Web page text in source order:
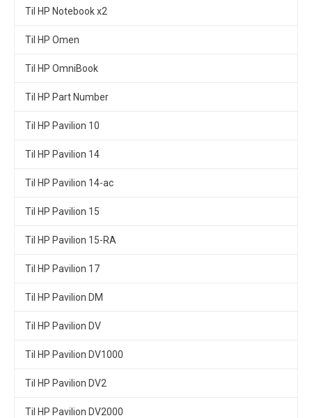
Til HP Notebook x2
Til HP Omen
Til HP OmniBook
Til HP Part Number
Til HP Pavilion 10
Til HP Pavilion 14
Til HP Pavilion 14-ac
Til HP Pavilion 15
Til HP Pavilion 15-RA
Til HP Pavilion 17
Til HP Pavilion DM
Til HP Pavilion DV
Til HP Pavilion DV1000
Til HP Pavilion DV2
Til HP Pavilion DV2000